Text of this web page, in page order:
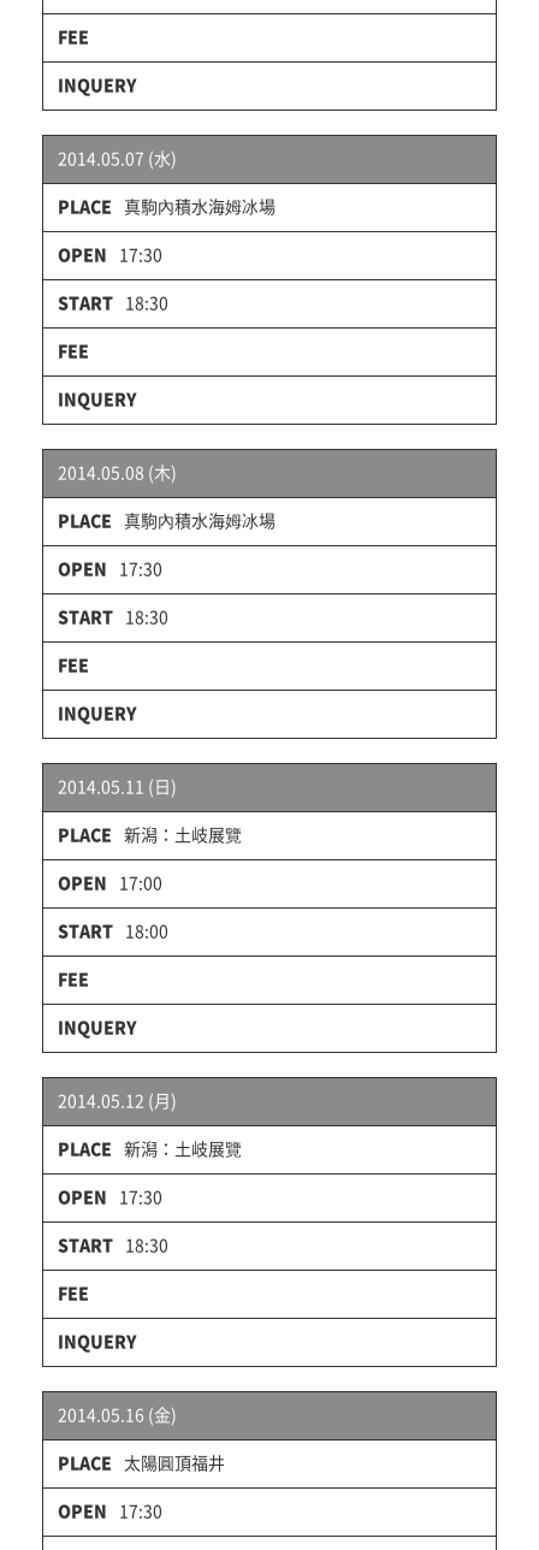
2014.05.07 (水)
真駒內積水海姆冰場
17:30
18:30
2014.05.08 (木)
真駒內積水海姆冰場
17:30
18:30
2014.05.11 (日)
新潟：土岐展覽
17:00
18:00
2014.05.12 (月)
新潟：土岐展覽
17:30
18:30
2014.05.16 (金)
太陽圓頂福井
17:30